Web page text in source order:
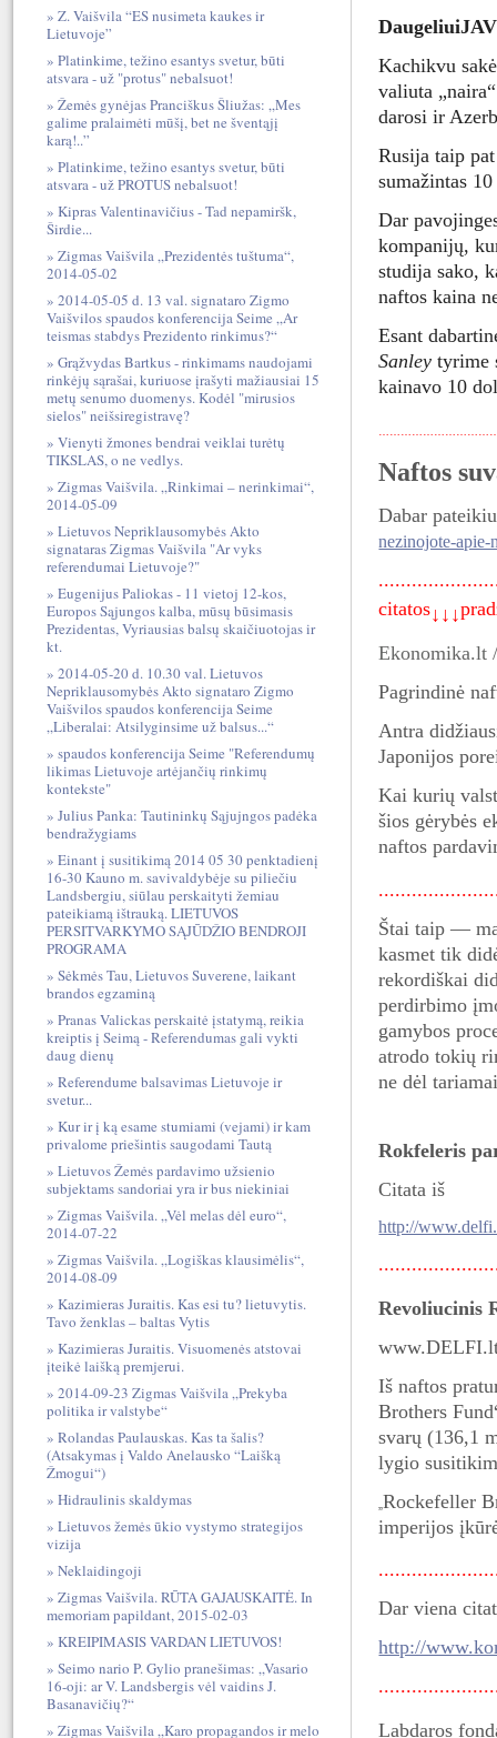
DaugeliuiJAV
Kachikvu
valiuta
darosi ir
Rusija taip
sumažintas
Dar
kompanijų,
studija sako,
naftos kaina
Esant
Sanley tyrime
kainavo 10
Naftos
Dabar
nezinojote-
citatos↓↓↓
Ekonomika.lt
Pagrindinė
Antra
Japonijos
Kai kurių
šios gėrybės
naftos
Štai taip —
kasmet tik
rekordiškai
perdirbimo
gamybos
atrodo tokių
ne dėl
Rokfeleris
Citata iš
http://
Revoliucinis
Iš naftos
Brothers
svarų (136,1
lygio
Rockefeller
imperijos
Dar viena
http://
Labdaros
Z. Vaišvila “ES nusimeta kaukes ir
Lietuvoje”
Platinkime, težino esantys svetur, būti
atsvara - už "protus" nebalsuot!
Žemės gynėjas Pranciškus Šliužas: „Mes
galime pralaimėti mūšį, bet ne šventąjį
karą!..”
Platinkime, težino esantys svetur, būti
atsvara - už PROTUS nebalsuot!
Kipras Valentinavičius - Tad nepamiršk,
Širdie...
Zigmas Vaišvila „Prezidentės tuštuma“,
2014-05-02
2014-05-05 d. 13 val. signataro Zigmo
Vaišvilos spaudos konferencija Seime „Ar
teismas stabdys Prezidento rinkimus?“
Grąžvydas Bartkus - rinkimams naudojami
rinkėjų sąrašai, kuriuose įrašyti mažiausiai 15
metų senumo duomenys. Kodėl "mirusios
sielos" neišsiregistravę?
Vienyti žmones bendrai veiklai turėtų
TIKSLAS, o ne vedlys.
Zigmas Vaišvila. „Rinkimai – nerinkimai“,
2014-05-09
Lietuvos Nepriklausomybės Akto
signataras Zigmas Vaišvila "Ar vyks
referendumai Lietuvoje?"
Eugenijus Paliokas - 11 vietoj 12-kos,
Europos Sąjungos kalba, mūsų būsimasis
Prezidentas, Vyriausias balsų skaičiuotojas ir
kt.
2014-05-20 d. 10.30 val. Lietuvos
Nepriklausomybės Akto signataro Zigmo
Vaišvilos spaudos konferencija Seime
„Liberalai: Atsilyginsime už balsus...“
spaudos konferencija Seime "Referendumų
likimas Lietuvoje artėjančių rinkimų
kontekste"
Julius Panka: Tautininkų Sąjujngos padėka
bendražygiams
Einant į susitikimą 2014 05 30 penktadienį
16-30 Kauno m. savivaldybėje su piliečiu
Landsbergiu, siūlau perskaityti žemiau
pateikiamą ištrauką. LIETUVOS
PERSITVARKYMO SĄJŪDŽIO BENDROJI
PROGRAMA
Sėkmės Tau, Lietuvos Suverene, laikant
brandos egzaminą
Pranas Valickas perskaitė įstatymą, reikia
kreiptis į Seimą - Referendumas gali vykti
daug dienų
Referendume balsavimas Lietuvoje ir
svetur...
Kur ir į ką esame stumiami (vejami) ir kam
privalome priešintis saugodami Tautą
Lietuvos Žemės pardavimo užsienio
subjektams sandoriai yra ir bus niekiniai
Zigmas Vaišvila. „Vėl melas dėl euro“,
2014-07-22
Zigmas Vaišvila. „Logiškas klausimėlis“,
2014-08-09
Kazimieras Juraitis. Kas esi tu? lietuvytis.
Tavo ženklas – baltas Vytis
Kazimieras Juraitis. Visuomenės atstovai
įteikė laišką premjerui.
2014-09-23 Zigmas Vaišvila „Prekyba
politika ir valstybe“
Rolandas Paulauskas. Kas ta šalis?
(Atsakymas į Valdo Anelausko “Laišką
Žmogui“)
Hidraulinis skaldymas
Lietuvos žemės ūkio vystymo strategijos
vizija
Neklaidingoji
Zigmas Vaišvila. RŪTA GAJAUSKAITĖ. In
memoriam papildant, 2015-02-03
KREIPIMASIS VARDAN LIETUVOS!
Seimo nario P. Gylio pranešimas: „Vasario
16-oji: ar V. Landsbergis vėl vaidins J.
Basanavičių?“
Zigmas Vaišvila „Karo propagandos ir melo